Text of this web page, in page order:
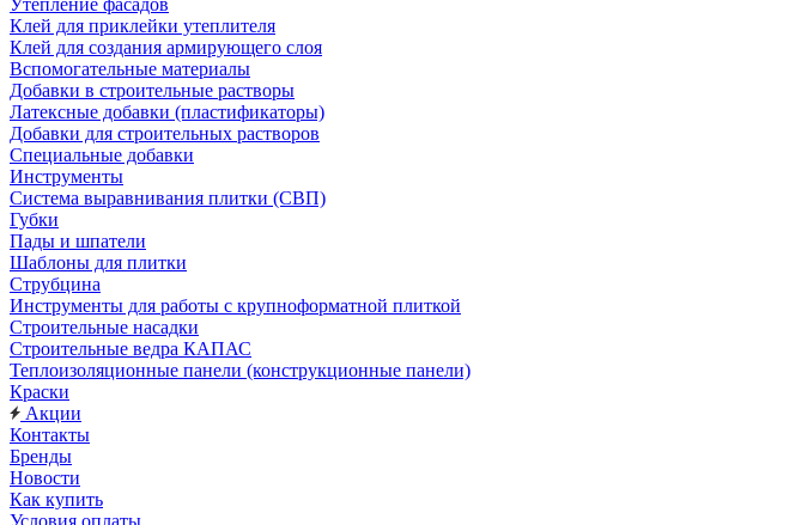
Утепление фасадов
Клей для приклейки утеплителя
Клей для создания армирующего слоя
Вспомогательные материалы
Добавки в строительные растворы
Латексные добавки (пластификаторы)
Добавки для строительных растворов
Специальные добавки
Инструменты
Система выравнивания плитки (СВП)
Губки
Пады и шпатели
Шаблоны для плитки
Струбцина
Инструменты для работы с крупноформатной плиткой
Строительные насадки
Строительные ведра КАПАС
Теплоизоляционные панели (конструкционные панели)
Краски
Акции
Контакты
Бренды
Новости
Как купить
Условия оплаты